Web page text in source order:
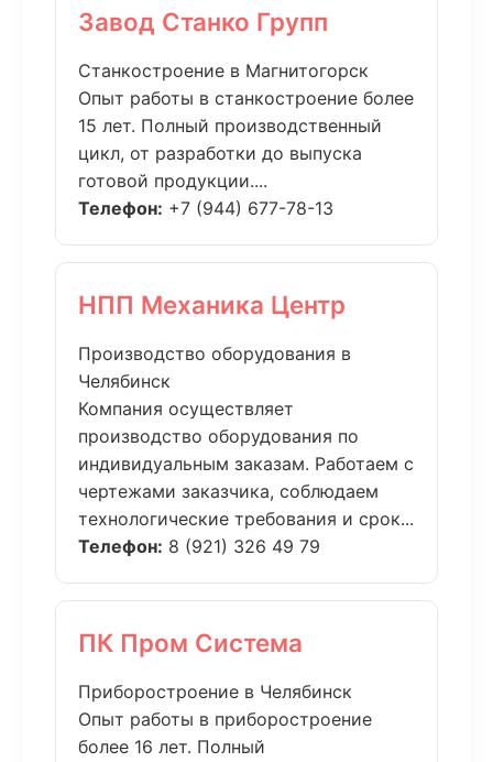
Завод Станко Групп
Станкостроение в Магнитогорск
Опыт работы в станкостроение более
15 лет. Полный производственный
цикл, от разработки до выпуска
готовой продукции....
Телефон: +7 (944) 677-78-13
НПП Механика Центр
Производство оборудования в
Челябинск
Компания осуществляет
производство оборудования по
индивидуальным заказам. Работаем с
чертежами заказчика, соблюдаем
технологические требования и срок...
Телефон: 8 (921) 326 49 79
ПК Пром Система
Приборостроение в Челябинск
Опыт работы в приборостроение
более 16 лет. Полный